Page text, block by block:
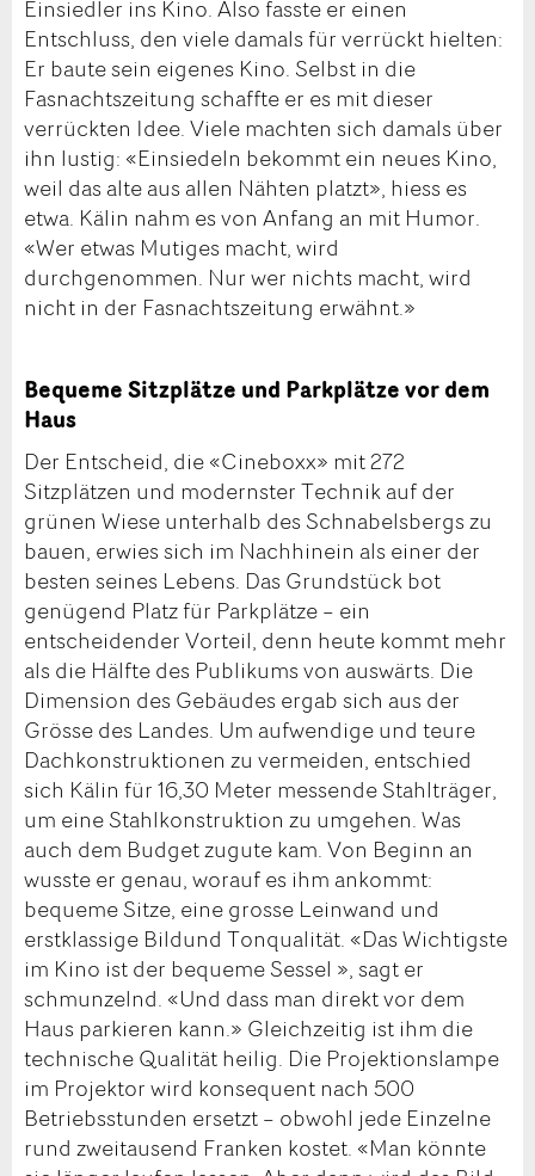
Einsiedler ins Kino. Also fasste er einen
Entschluss, den viele damals für verrückt hielten:
Er baute sein eigenes Kino. Selbst in die
Fasnachtszeitung schaffte er es mit dieser
verrückten Idee. Viele machten sich damals über
ihn lustig: «Einsiedeln bekommt ein neues Kino,
weil das alte aus allen Nähten platzt», hiess es
etwa. Kälin nahm es von Anfang an mit Humor.
«Wer etwas Mutiges macht, wird
durchgenommen. Nur wer nichts macht, wird
nicht in der Fasnachtszeitung erwähnt.»
Bequeme Sitzplätze und Parkplätze vor dem
Haus
Der Entscheid, die «Cineboxx» mit 272
Sitzplätzen und modernster Technik auf der
grünen Wiese unterhalb des Schnabelsbergs zu
bauen, erwies sich im Nachhinein als einer der
besten seines Lebens. Das Grundstück bot
genügend Platz für Parkplätze – ein
entscheidender Vorteil, denn heute kommt mehr
als die Hälfte des Publikums von auswärts. Die
Dimension des Gebäudes ergab sich aus der
Grösse des Landes. Um aufwendige und teure
Dachkonstruktionen zu vermeiden, entschied
sich Kälin für 16,30 Meter messende Stahlträger,
um eine Stahlkonstruktion zu umgehen. Was
auch dem Budget zugute kam. Von Beginn an
wusste er genau, worauf es ihm ankommt:
bequeme Sitze, eine grosse Leinwand und
erstklassige Bildund Tonqualität. «Das Wichtigste
im Kino ist der bequeme Sessel », sagt er
schmunzelnd. «Und dass man direkt vor dem
Haus parkieren kann.» Gleichzeitig ist ihm die
technische Qualität heilig. Die Projektionslampe
im Projektor wird konsequent nach 500
Betriebsstunden ersetzt – obwohl jede Einzelne
rund zweitausend Franken kostet. «Man könnte